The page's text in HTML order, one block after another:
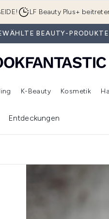
Zum Hauptinhalt
LF Beauty Plus+
BEAUTY-
(Marken) Untermenü Anmelden (Beauty Box) Untermenü
K-Beauty Kosmetik
Entdeckungen